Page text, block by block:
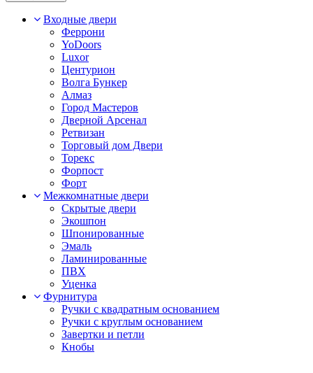
Входные двери
Феррони
YoDoors
Luxor
Центурион
Волга Бункер
Алмаз
Город Мастеров
Дверной Арсенал
Ретвизан
Торговый дом Двери
Торекс
Форпост
Форт
Межкомнатные двери
Скрытые двери
Экошпон
Шпонированные
Эмаль
Ламинированные
ПВХ
Уценка
Фурнитура
Ручки с квадратным основанием
Ручки с круглым основанием
Завертки и петли
Кнобы